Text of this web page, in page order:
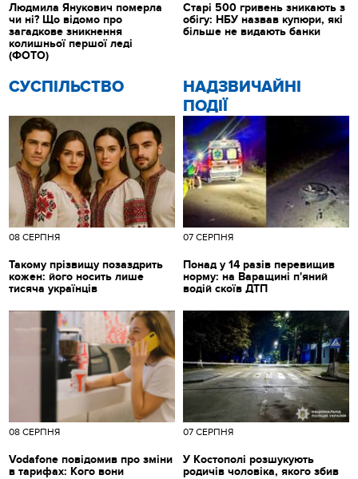
CУСПІЛЬСТВО
08 СЕРПНЯ
Такому прізвищу позаздрить
кожен: його носить лише
тисяча українців
НАДЗВИЧАЙНІ
ПОДІЇ
07 СЕРПНЯ
Понад у 14 разів перевищив
норму: на Варащині п'яний
водій скоїв ДТП
Людмила Янукович померла
чи ні? Що відомо про
загадкове зникнення
колишньої першої леді
(ФОТО)
Старі 500 гривень зникають з
обігу: НБУ назвав купюри, які
більше не видають банки
08 СЕРПНЯ
Vodafone повідомив про зміни
в тарифах: Кого вони
07 СЕРПНЯ
У Костополі розшукують
родичів чоловіка, якого збив